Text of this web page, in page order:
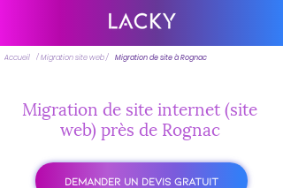
Accueil / Migration site web / Migration de site à Rognac
Migration de site internet (site
web) près de Rognac
DEMANDER UN DEVIS GRATUIT